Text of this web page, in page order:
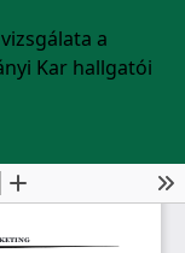
a
Kar hallgatói